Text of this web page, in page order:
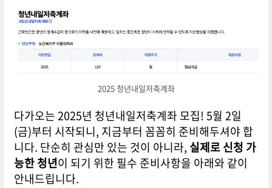
2025 청년내일저축계좌
다가오는 2025년 청년내일저축계좌 모집! 5월 2일
(금)부터 시작되니, 지금부터 꼼꼼히 준비해두셔야 합
니다. 단순히 관심만 있는 것이 아니라, 실제로 신청 가
능한 청년이 되기 위한 필수 준비사항을 아래와 같이
안내드립니다.